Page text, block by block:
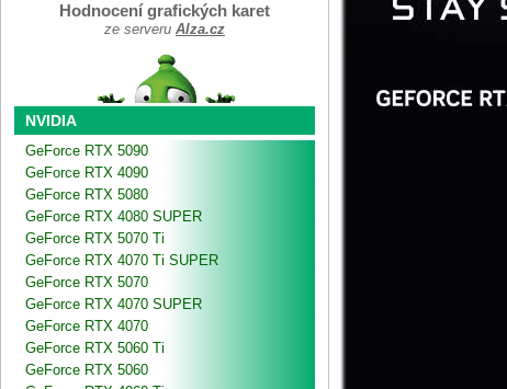
Hodnocení grafických karet
ze serveru Alza.cz
NVIDIA
GeForce RTX 5090
GeForce RTX 4090
GeForce RTX 5080
GeForce RTX 4080 SUPER
GeForce RTX 5070 Ti
GeForce RTX 4070 Ti SUPER
GeForce RTX 5070
GeForce RTX 4070 SUPER
GeForce RTX 4070
GeForce RTX 5060 Ti
GeForce RTX 5060